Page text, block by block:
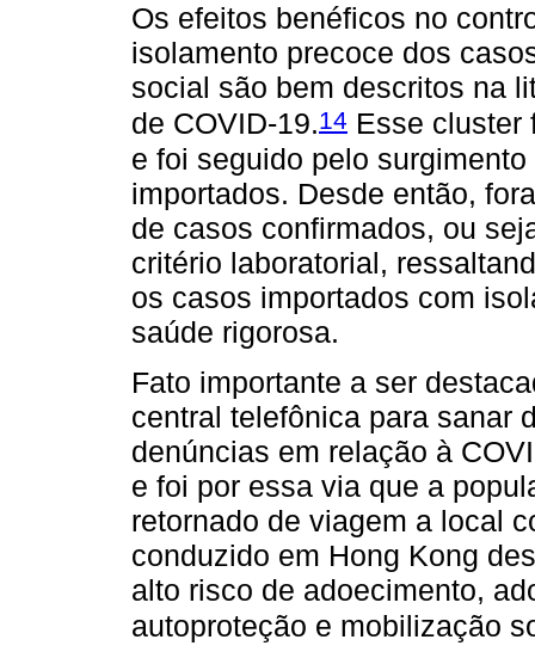
Os efeitos benéficos no
isolamento precoce dos
social são bem descritos na
de COVID-19.14 Esse cluster
e foi seguido pelo
importados. Desde então,
de casos confirmados, ou
critério laboratorial,
os casos importados com
saúde rigorosa.
Fato importante a ser
central telefônica para sanar
denúncias em relação à
e foi por essa via que a
retornado de viagem a local
conduzido em Hong Kong
alto risco de adoecimento,
autoproteção e mobilização